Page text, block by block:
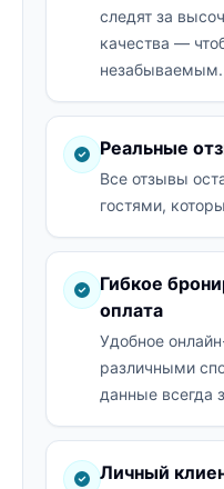
следят за
качества —
незабываемым.
Реальные
Все отзывы
гостями,
Гибкое
оплата
Удобное
различными
данные всегда
Личный